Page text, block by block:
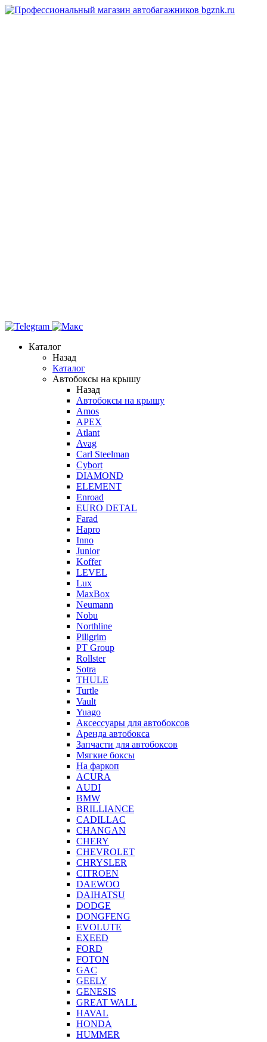
Каталог
Назад
Каталог
Автобоксы на крышу
Назад
Автобоксы на крышу
Amos
APEX
Atlant
Avag
Carl Steelman
Cybort
DIAMOND
ELEMENT
Enroad
EURO DETAL
Farad
Hapro
Inno
Junior
Koffer
LEVEL
Lux
MaxBox
Neumann
Nobu
Northline
Piligrim
PT Group
Rollster
Sotra
THULE
Turtle
Vault
Yuago
Аксессуары для автобоксов
Аренда автобокса
Запчасти для автобоксов
Мягкие боксы
На фаркоп
ACURA
AUDI
BMW
BRILLIANCE
CADILLAC
CHANGAN
CHERY
CHEVROLET
CHRYSLER
CITROEN
DAEWOO
DAIHATSU
DODGE
DONGFENG
EVOLUTE
EXEED
FORD
FOTON
GAC
GEELY
GENESIS
GREAT WALL
HAVAL
HONDA
HUMMER